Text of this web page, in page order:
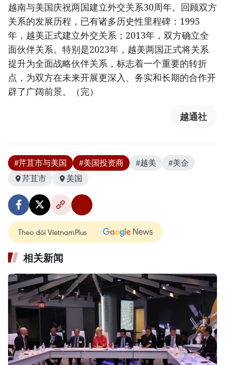
越南与美国庆祝两国建立外交关系30周年。回顾双方
关系的发展历程，已有诸多历史性里程碑：1995
年，越美正式建立外交关系；2013年，双方确立全
面伙伴关系。特别是2023年，越美两国正式将关系
提升为全面战略伙伴关系，标志着一个重要的转折
点，为双方在未来开展更深入、务实和长期的合作开
辟了广阔前景。（完）
越通社
#芹苴市与美国 #美国投资商 #越美
#美企
芹苴市
美国
Theo dõi VietnamPlus
相关新闻